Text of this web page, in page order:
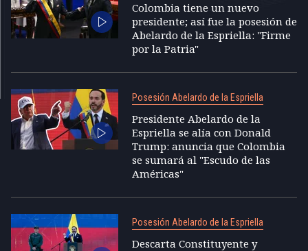
Colombia tiene un nuevo
presidente; así fue la posesión de
Abelardo de la Espriella: "Firme
por la Patria"
Posesión Abelardo de la Espriella
Presidente Abelardo de la
Espriella se alía con Donald
Trump: anuncia que Colombia
se sumará al "Escudo de las
Américas"
Posesión Abelardo de la Espriella
Descarta Constituyente y